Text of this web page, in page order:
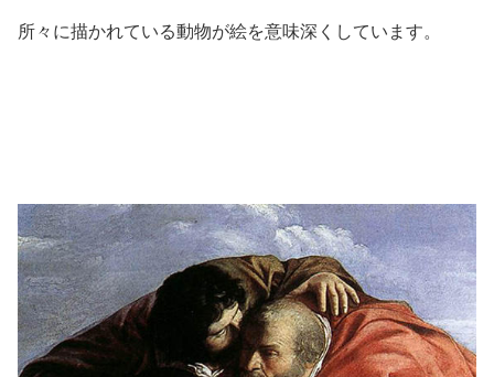
所々に描かれている動物が絵を意味深くしています。